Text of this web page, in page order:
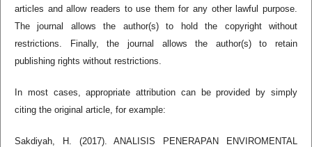
articles and allow readers to use them for any other lawful purpose.
The journal allows the author(s) to hold the copyright without
restrictions. Finally, the journal allows the author(s) to retain
publishing rights without restrictions.
In most cases, appropriate attribution can be provided by simply
citing the original article, for example:
Sakdiyah, H. (2017). ANALISIS PENERAPAN ENVIROMENTAL